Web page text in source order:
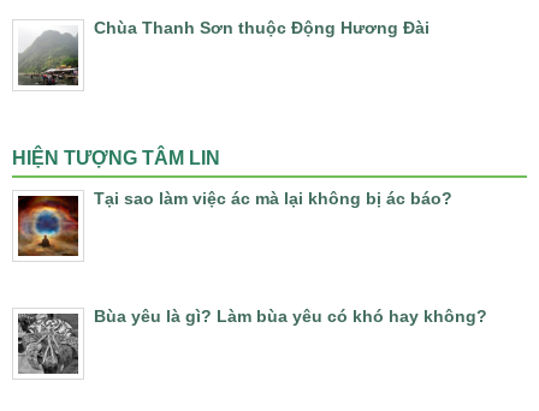
Chùa Thanh Sơn thuộc Động Hương Đài
HIỆN TƯỢNG TÂM LIN
Tại sao làm việc ác mà lại không bị ác báo?
Bùa yêu là gì? Làm bùa yêu có khó hay không?